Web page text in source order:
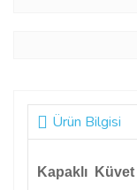
Ürün Bilgisi
Kapaklı